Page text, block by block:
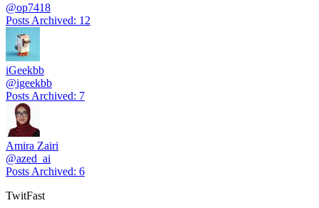
@op7418
Posts Archived: 12
iGeekbb
@igeekbb
Posts Archived: 7
Amira Zairi
@azed_ai
Posts Archived: 6
TwitFast